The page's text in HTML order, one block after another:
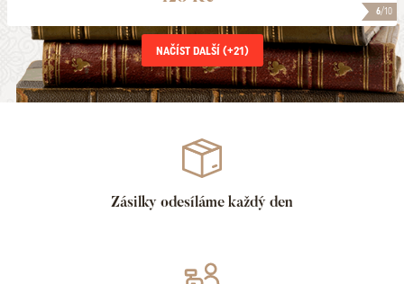
6/10
NAČÍST DALŠÍ (+21)
Zásilky odesíláme každý den